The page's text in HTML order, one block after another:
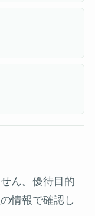
ん。優待目的
情報で確認し